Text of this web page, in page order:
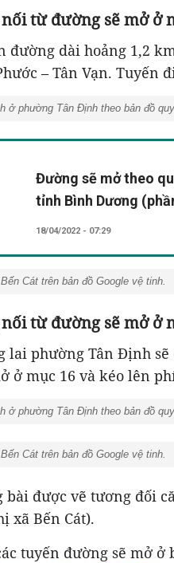
từ đường sẽ mở ở
đường dài hoảng 1,2
– Tân Vạn. Tuyến
ở phường Tân Định theo bản đồ
Đường sẽ mở theo
tỉnh Bình Dương
18/04/2022 - 07:29
Cát trên bản đồ Google vệ tinh.
từ đường sẽ mở ở
lai phường Tân Định
ở mục 16 và kéo lên
ở phường Tân Định theo bản đồ
Cát trên bản đồ Google vệ tinh.
bài được vẽ tương đối
xã Bến Cát).
tuyến đường sẽ mở